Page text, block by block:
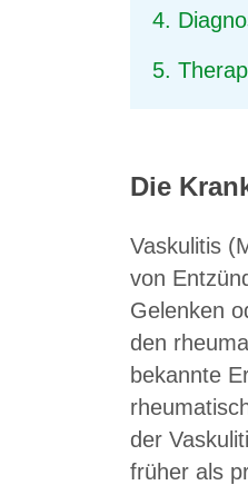
4.
5.
Die
Vaskulitis
von
Gelenken
den
bekannte
der
früher als